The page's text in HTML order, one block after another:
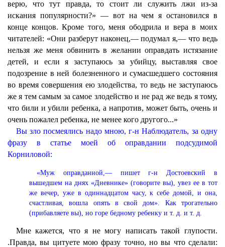
верю, что тут правда, то стоит ли служить лжи из-за
искания популярности?» — вот на чем я остановился в
конце концов. Кроме того, меня ободрила и вера в моих
читателей: «Они разберут наконец,— подумал я,— что ведь
нельзя же меня обвинить в желании оправдать истязание
детей, и если я заступаюсь за убийцу, выставляя свое
подозрение в ней болезненного и сумасшедшего состояния
во время совершения ею злодейства, то ведь не заступаюсь
же я тем самым за самое злодейство и не рад же ведь я тому,
что били и убили ребенка, а напротив, может быть, очень и
очень пожалел ребенка, не менее кого другого...»
Вы зло посмеялись надо мною, г-н Наблюдатель, за одну
фразу в статье моей об оправдании подсудимой
Корниловой:
«Муж оправданной,— пишет г-н Достоевский в
вышедшем на днях «Дневнике» (говорите вы), увез ее в тот
же вечер, уже в одиннадцатом часу, к себе домой, и она,
счастливая, вошла опять в свой дом». Как трогательно
(прибавляете вы), но горе бедному ребенку и т. д. и т. д.
Мне кажется, что я не могу написать такой глупости.
.Правда, вы цитуете мою фразу точно, но вы что сделали: